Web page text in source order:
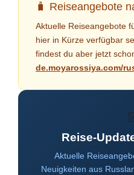
Reiseangebote
Aktuelle Reiseangebote
hier in Kürze verfügbar
findest du aber jetzt
de.moyarossiya.com/
Reise-
Aktuelle
Neuigkeiten aus